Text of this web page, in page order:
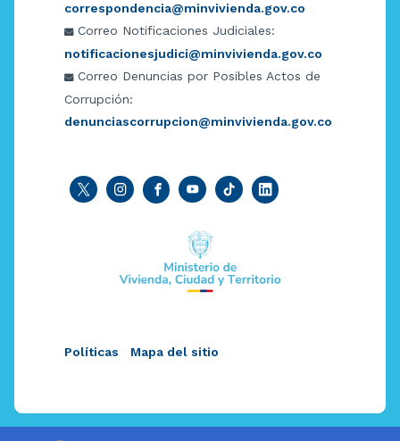
correspondencia@minvivienda.gov.co
Correo Notificaciones Judiciales:
notificacionesjudici@minvivienda.gov.co
Correo Denuncias por Posibles Actos de
Corrupción:
denunciascorrupcion@minvivienda.gov.co
Políticas Mapa del sitio